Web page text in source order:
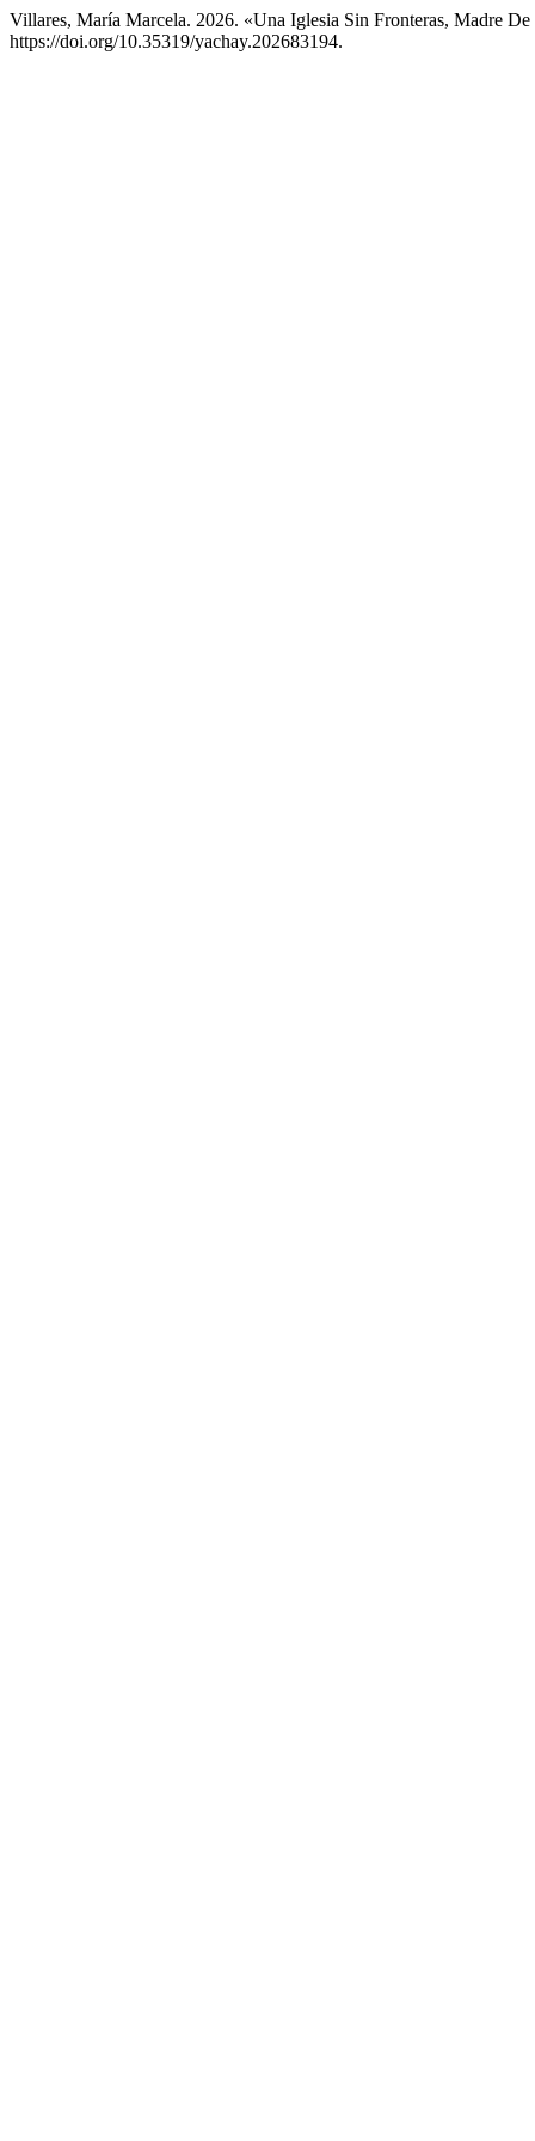
Villares, María Marcela. 2026. «Una Iglesia Sin Fronteras, Madre
https://doi.org/10.35319/yachay.202683194.